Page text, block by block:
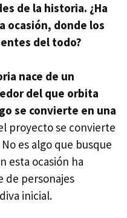
de la historia. ¿Ha
ocasión, donde los
del todo?
nace de un
del que orbita
se convierte en una
proyecto se convierte
es algo que busque
esta ocasión ha
de personajes
inicial.